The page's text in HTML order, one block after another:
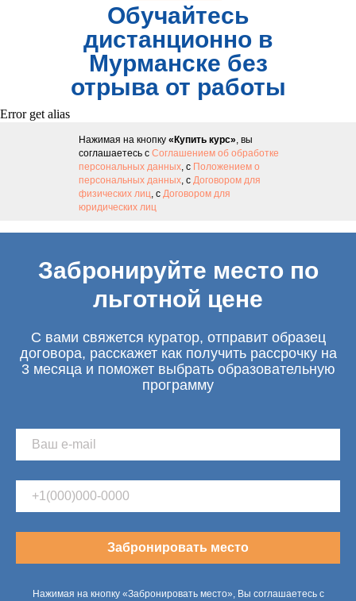
Обучайтесь
дистанционно в
Мурманске без
отрыва от работы
Error get alias
Нажимая на кнопку «Купить курс», вы
соглашаетесь с Соглашением об обработке
персональных данных, с Положением о
персональных данных, с Договором для
физических лиц, с Договором для
юридических лиц
Забронируйте место по
льготной цене
С вами свяжется куратор, отправит образец
договора, расскажет как получить рассрочку на
3 месяца и поможет выбрать образовательную
программу
Забронировать место
Нажимая на кнопку «Забронировать место», Вы соглашаетесь с